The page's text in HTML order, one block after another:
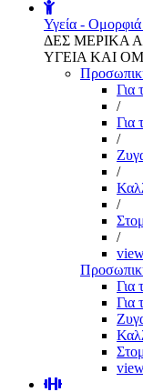
Υγεία - Ομορφιά
ΔΕΣ ΜΕΡΙΚΑ
ΥΓΕΙΑ ΚΑΙ
Για
/
Για
/
/
/
/
Για
Για